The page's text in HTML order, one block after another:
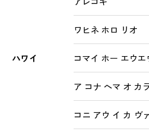
ハワイ
ワヒネ ホロ リオ
コマイ ホー エウ
ア コナ ヘマ オ カ
コニ アウ イ カ ヴ